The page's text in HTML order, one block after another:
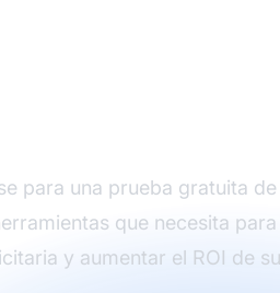
para una prueba gratuita
que necesita
y aumentar el ROI de su